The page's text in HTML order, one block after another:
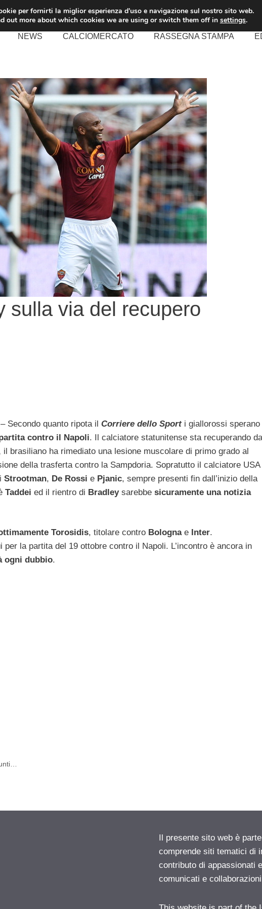
NEWS CALCIOMERCATO RASSEGNA STAMPA
sulla via del recupero
– Secondo quanto ripota il Corriere dello Sporti giallorossi sperano
contro il Napoli. Il calciatore statunitense sta recuperando da
brasiliano ha rimediato una lesione muscolare di primo grado al
della trasferta contro la Sampdoria. Sopratutto il calciatore USA
Strootman, De Rossi e Pjanic, sempre presenti fin dall’inizio della
Taddei ed il rientro di Bradleysarebbe sicuramente una notizia
Torosidis, titolare contro Bolognae Inter.
per la partita del 19 ottobre contro il Napoli. L’incontro è ancora in
ogni dubbio.
Il presente sito web è
comprende siti tematici di
contributo di appassionati
comunicati e
per fornirti la miglior esperienza d'uso e navigazione sul nostro sito web.
out more about which cookies we are using or switch them off in settings.